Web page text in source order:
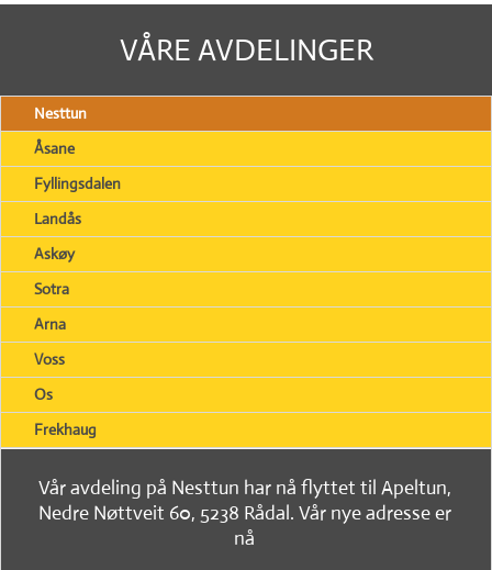
VÅRE AVDELINGER
Nesttun
Åsane
Fyllingsdalen
Landås
Askøy
Sotra
Arna
Voss
Os
Frekhaug
Vår avdeling på Nesttun har nå flyttet til Apeltun,
Nedre Nøttveit 60, 5238 Rådal. Vår nye adresse er
nå